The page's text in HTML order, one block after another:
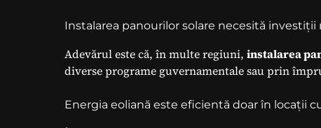
Instalarea panourilor solare necesită investiții
Adevărul este că, în multe regiuni, instalarea
diverse programe guvernamentale sau prin
Energia eoliană este eficientă doar în locații